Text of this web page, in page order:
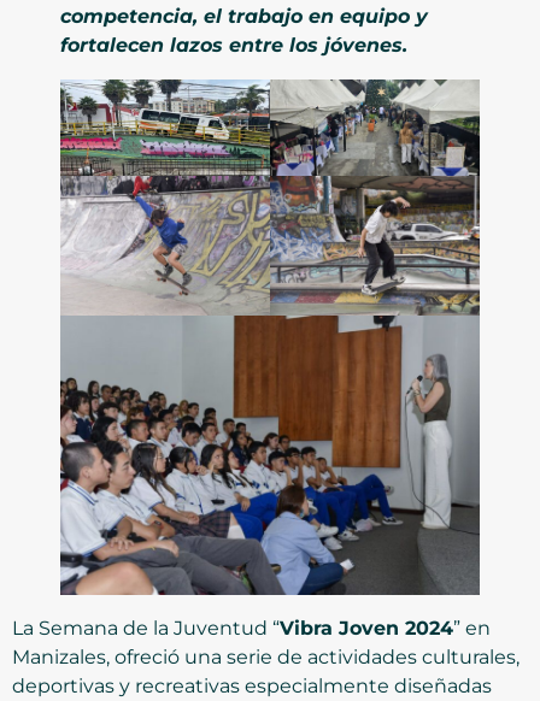
competencia, el trabajo en equipo y
fortalecen lazos entre los jóvenes.
La Semana de la Juventud “Vibra Joven 2024” en
Manizales, ofreció una serie de actividades culturales,
deportivas y recreativas especialmente diseñadas